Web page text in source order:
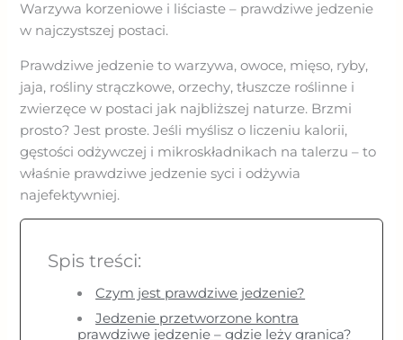
Warzywa korzeniowe i liściaste – prawdziwe jedzenie
w najczystszej postaci.
Prawdziwe jedzenie to warzywa, owoce, mięso, ryby,
jaja, rośliny strączkowe, orzechy, tłuszcze roślinne i
zwierzęce w postaci jak najbliższej naturze. Brzmi
prosto? Jest proste. Jeśli myślisz o liczeniu kalorii,
gęstości odżywczej i mikroskładnikach na talerzu – to
właśnie prawdziwe jedzenie syci i odżywia
najefektywniej.
Spis treści:
Czym jest prawdziwe jedzenie?
Jedzenie przetworzone kontra
prawdziwe jedzenie – gdzie leży granica?